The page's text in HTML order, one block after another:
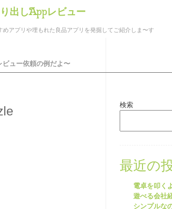
出しAppレビュー
アプリや埋もれた良品アプリを発掘してご紹介しま〜す
ビュー依頼の例だよ〜
検索
最近の
電卓を叩く
遊べる会社
シンプルな